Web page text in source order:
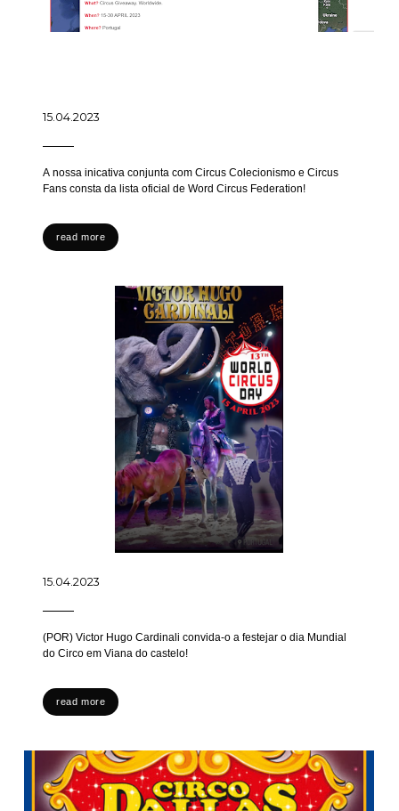
15.04.2023
A nossa inicativa conjunta com Circus Colecionismo e Circus
Fans consta da lista oficial de Word Circus Federation!
read more
15.04.2023
(POR) Victor Hugo Cardinali convida-o a festejar o dia Mundial
do Circo em Viana do castelo!
read more